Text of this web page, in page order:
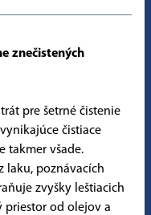
znečistených
pre šetrné čistenie
čistiace
takmer všade.
laku, poznávacích
zvyšky leštiacich
priestor od olejov a